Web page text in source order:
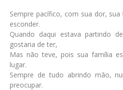
Sempre pacífico, com sua dor,
esconder.
Quando daqui estava partindo
gostaria de ter,
Mas não teve, pois sua família
lugar.
Sempre de tudo abrindo mão,
preocupar.